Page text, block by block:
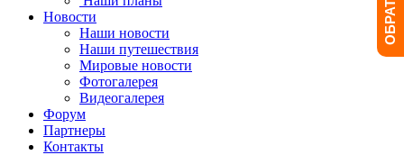
Новости
Наши новости
Наши путешествия
Мировые новости
Фотогалерея
Видеогалерея
Форум
Партнеры
Контакты